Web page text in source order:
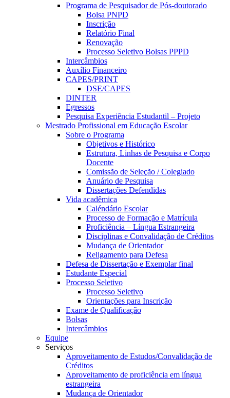
Programa de Pesquisador de Pós-doutorado
Bolsa PNPD
Inscrição
Relatório Final
Renovação
Processo Seletivo Bolsas PPPD
Intercâmbios
Auxílio Financeiro
CAPES/PRINT
DSE/CAPES
DINTER
Egressos
Pesquisa Experiência Estudantil – Projeto
Mestrado Profissional em Educação Escolar
Sobre o Programa
Objetivos e Histórico
Estrutura, Linhas de Pesquisa e Corpo
Docente
Comissão de Seleção / Colegiado
Anuário de Pesquisa
Dissertações Defendidas
Vida acadêmica
Caléndário Escolar
Processo de Formação e Matrícula
Proficiência – Língua Estrangeira
Disciplinas e Convalidação de Créditos
Mudança de Orientador
Religamento para Defesa
Defesa de Dissertação e Exemplar final
Estudante Especial
Processo Seletivo
Processo Seletivo
Orientações para Inscrição
Exame de Qualificação
Bolsas
Intercâmbios
Equipe
Serviços
Aproveitamento de Estudos/Convalidação de
Créditos
Aproveitamento de proficiência em língua
estrangeira
Mudança de Orientador